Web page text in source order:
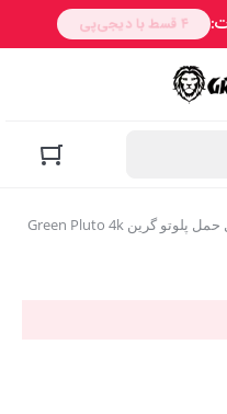
/ پروژکتور قابل حمل پلوتو گرین Green Pluto 4k